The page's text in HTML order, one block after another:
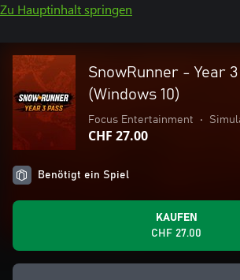
Zu Hauptinhalt springen
SnowRunner - Year
(Windows 10)
Focus Entertainment •
CHF 27.00
Benötigt ein Spiel
KAUFEN
CHF 27.00